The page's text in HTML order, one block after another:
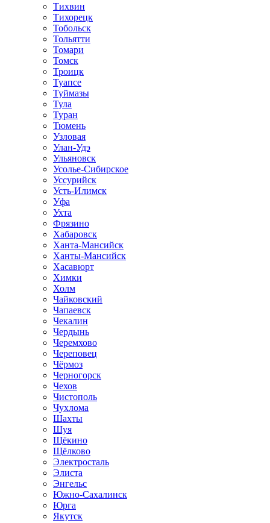
Тихвин
Тихорецк
Тобольск
Тольятти
Томари
Томск
Троицк
Туапсе
Туймазы
Тула
Туран
Тюмень
Узловая
Улан-Удэ
Ульяновск
Усолье-Сибирское
Уссурийск
Усть-Илимск
Уфа
Ухта
Фрязино
Хабаровск
Ханта-Мансийск
Ханты-Мансийск
Хасавюрт
Химки
Холм
Чайковский
Чапаевск
Чекалин
Чердынь
Черемхово
Череповец
Чёрмоз
Черногорск
Чехов
Чистополь
Чухлома
Шахты
Шуя
Щёкино
Щёлково
Электросталь
Элиста
Энгельс
Южно-Сахалинск
Юрга
Якутск